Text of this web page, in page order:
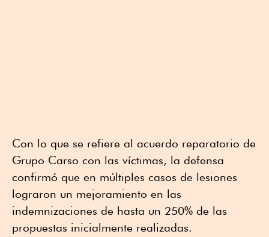
Con lo que se refiere al acuerdo reparatorio de
Grupo Carso con las víctimas, la defensa
confirmó que en múltiples casos de lesiones
lograron un mejoramiento en las
indemnizaciones de hasta un 250% de las
propuestas inicialmente realizadas.